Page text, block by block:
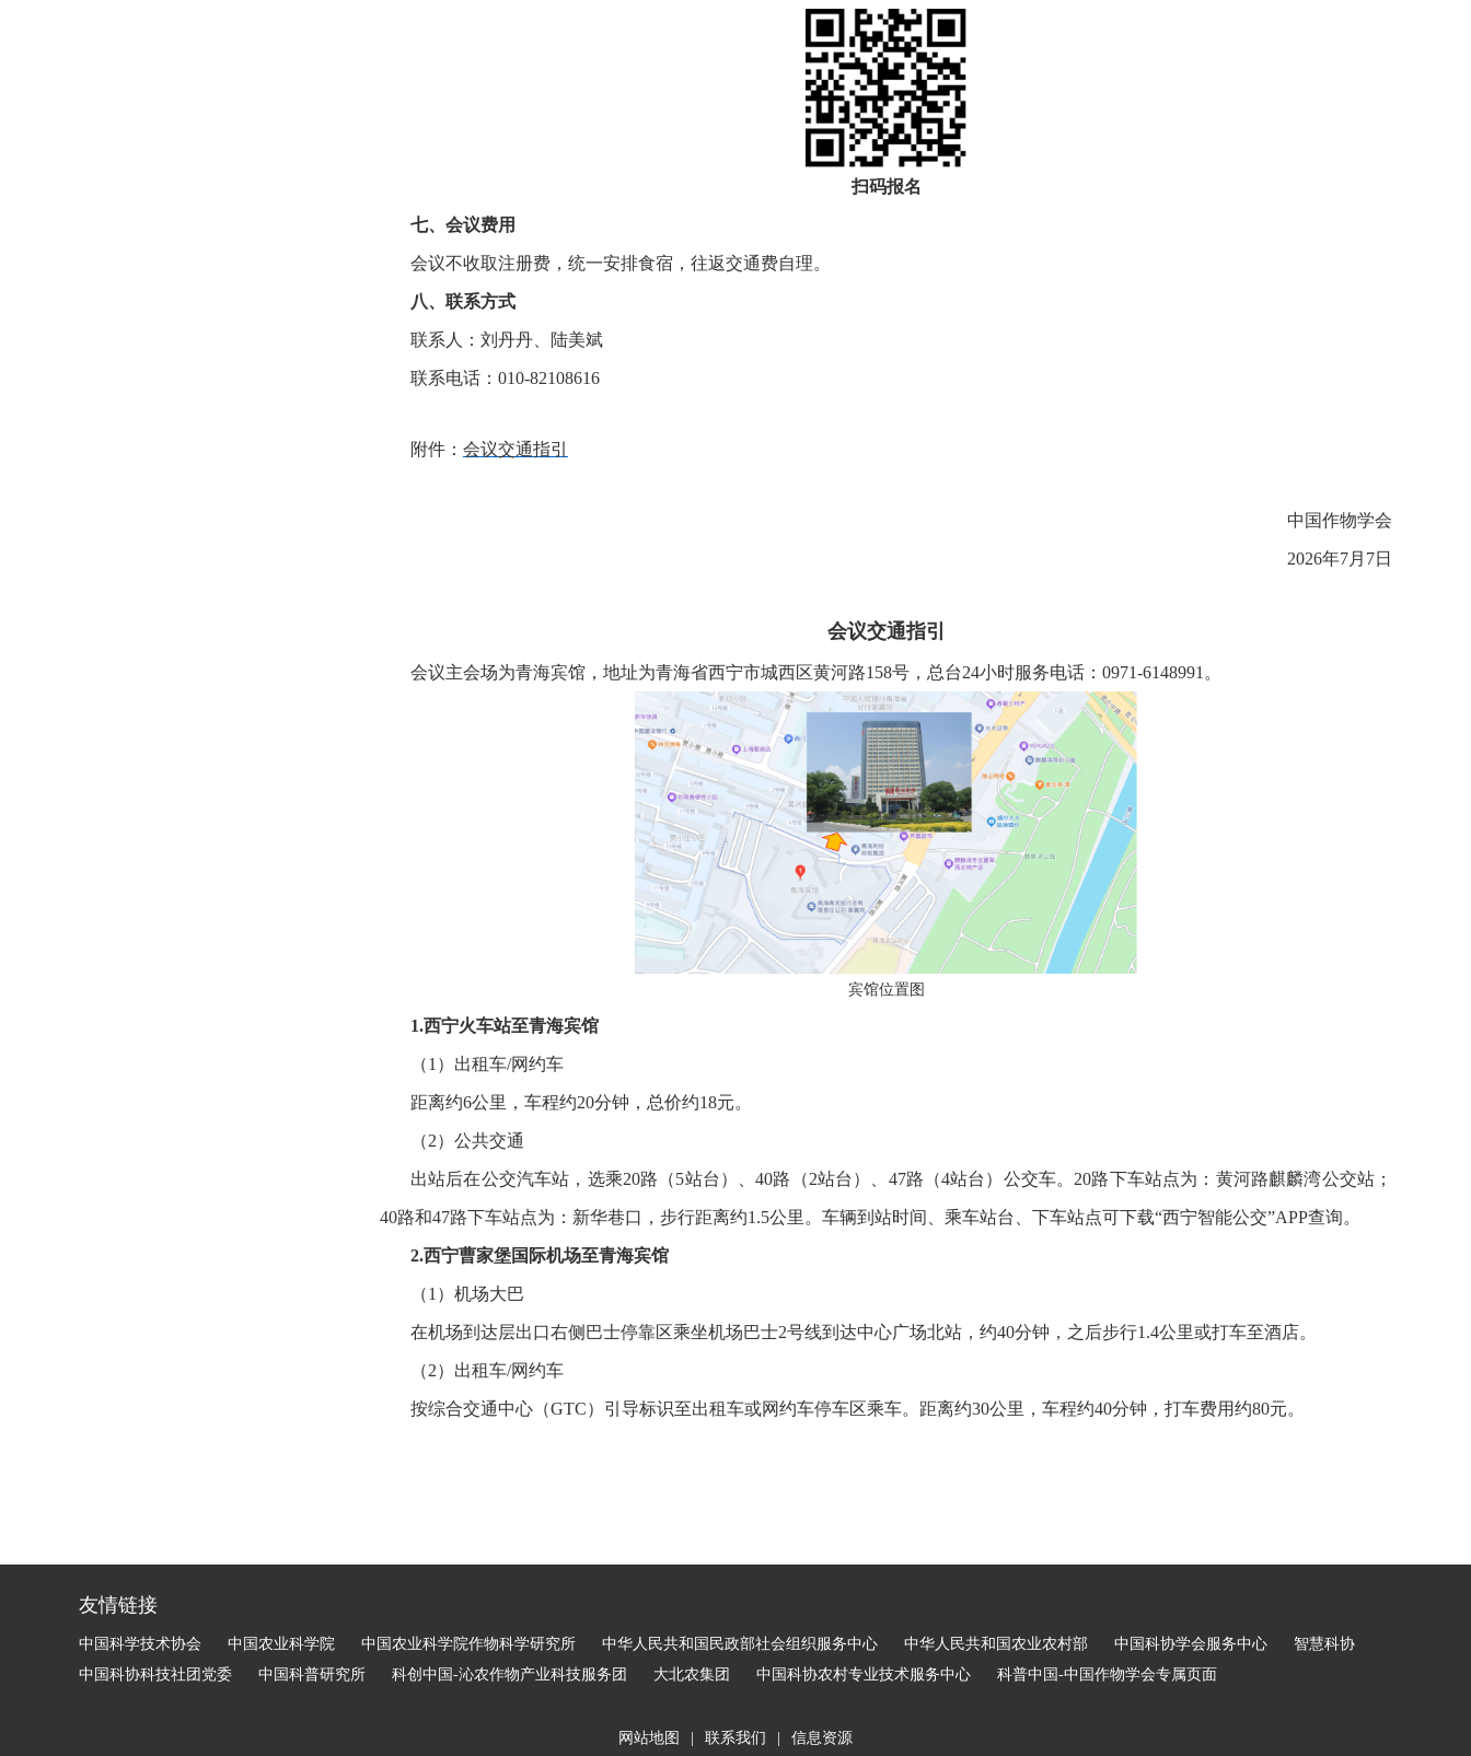
扫码报名
七、会议费用
会议不收取注册费，统一安排食宿，往返交通费自理。
八、联系方式
联系人：刘丹丹、陆美斌
联系电话：010-82108616
附件： 会议交通指引
中国作物学会
2026年7月7日
会议交通指引
会议主会场为青海宾馆，地址为青海省西宁市城西区黄河路158号，总台24小时服务电话：0971-6148991。
宾馆位置图
1.西宁火车站至青海宾馆
（1）出租车/网约车
距离约6公里，车程约20分钟，总价约18元。
（2）公共交通
出站后在公交汽车站，选乘20路（5站台）、40路（2站台）、47路（4站台）公交车。20路下车站点为：黄河路麒麟湾公交站；
40路和47路下车站点为：新华巷口，步行距离约1.5公里。车辆到站时间、乘车站台、下车站点可下载“西宁智能公交”APP查询。
2.西宁曹家堡国际机场至青海宾馆
（1）机场大巴
在机场到达层出口右侧巴士停靠区乘坐机场巴士2号线到达中心广场北站，约40分钟，之后步行1.4公里或打车至酒店。
（2）出租车/网约车
按综合交通中心（GTC）引导标识至出租车或网约车停车区乘车。距离约30公里，车程约40分钟，打车费用约80元。
友情链接
中国科学技术协会 中国农业科学院 中国农业科学院作物科学研究所 中华人民共和国民政部社会组织服务中心 中华人民共和国农业农村部 中国科协学会服务中心
智慧科协
中国科协科技社团党委
中国科普研究所 科创中国-沁农作物产业科技服务团 大北农集团 中国科协农村专业技术服务中心 科普中国-中国作物学会专属页面
网站地图 联系我们 信息资源